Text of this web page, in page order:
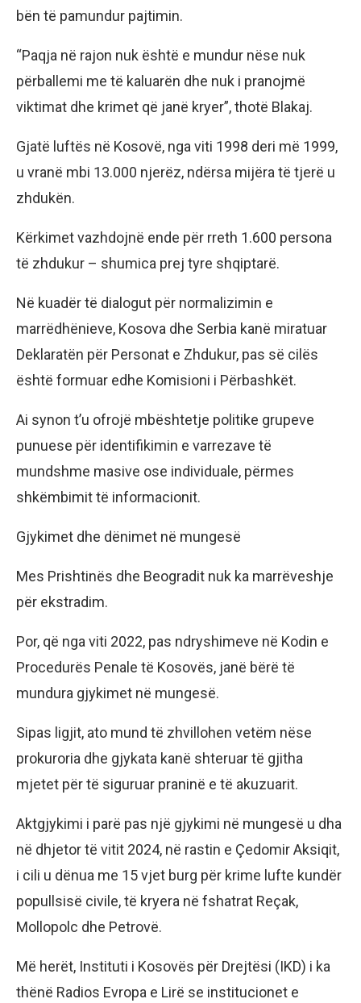
bën të pamundur pajtimin.
“Paqja në rajon nuk është e mundur nëse nuk
përballemi me të kaluarën dhe nuk i pranojmë
viktimat dhe krimet që janë kryer”, thotë Blakaj.
Gjatë luftës në Kosovë, nga viti 1998 deri më 1999,
u vranë mbi 13.000 njerëz, ndërsa mijëra të tjerë u
zhdukën.
Kërkimet vazhdojnë ende për rreth 1.600 persona
të zhdukur – shumica prej tyre shqiptarë.
Në kuadër të dialogut për normalizimin e
marrëdhënieve, Kosova dhe Serbia kanë miratuar
Deklaratën për Personat e Zhdukur, pas së cilës
është formuar edhe Komisioni i Përbashkët.
Ai synon t’u ofrojë mbështetje politike grupeve
punuese për identifikimin e varrezave të
mundshme masive ose individuale, përmes
shkëmbimit të informacionit.
Gjykimet dhe dënimet në mungesë
Mes Prishtinës dhe Beogradit nuk ka marrëveshje
për ekstradim.
Por, që nga viti 2022, pas ndryshimeve në Kodin e
Procedurës Penale të Kosovës, janë bërë të
mundura gjykimet në mungesë.
Sipas ligjit, ato mund të zhvillohen vetëm nëse
prokuroria dhe gjykata kanë shteruar të gjitha
mjetet për të siguruar praninë e të akuzuarit.
Aktgjykimi i parë pas një gjykimi në mungesë u dha
në dhjetor të vitit 2024, në rastin e Çedomir Aksiqit,
i cili u dënua me 15 vjet burg për krime lufte kundër
popullsisë civile, të kryera në fshatrat Reçak,
Mollopolc dhe Petrovë.
Më herët, Instituti i Kosovës për Drejtësi (IKD) i ka
thënë Radios Evropa e Lirë se institucionet e